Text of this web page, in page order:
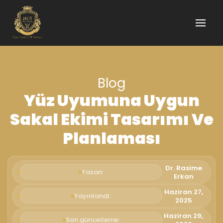
Blog
Yüz Uyumuna Uygun
Sakal Ekimi Tasarımı Ve
Planlaması
Yazan:
Dr. Rasime
Erkan
Yayınlandı:
Haziran 27,
2025
Son güncelleme:
Haziran 29,